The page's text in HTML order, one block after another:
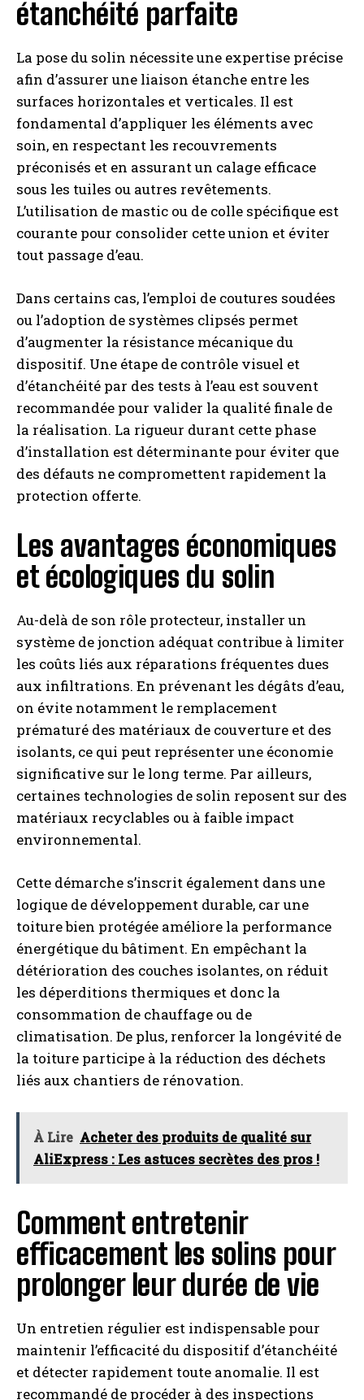
étanchéité parfaite
La pose du solin nécessite une expertise précise
afin d’assurer une liaison étanche entre les
surfaces horizontales et verticales. Il est
fondamental d’appliquer les éléments avec
soin, en respectant les recouvrements
préconisés et en assurant un calage efficace
sous les tuiles ou autres revêtements.
L’utilisation de mastic ou de colle spécifique est
courante pour consolider cette union et éviter
tout passage d’eau.
Dans certains cas, l’emploi de coutures soudées
ou l’adoption de systèmes clipsés permet
d’augmenter la résistance mécanique du
dispositif. Une étape de contrôle visuel et
d’étanchéité par des tests à l’eau est souvent
recommandée pour valider la qualité finale de
la réalisation. La rigueur durant cette phase
d’installation est déterminante pour éviter que
des défauts ne compromettent rapidement la
protection offerte.
Les avantages économiques
et écologiques du solin
Au-delà de son rôle protecteur, installer un
système de jonction adéquat contribue à limiter
les coûts liés aux réparations fréquentes dues
aux infiltrations. En prévenant les dégâts d’eau,
on évite notamment le remplacement
prématuré des matériaux de couverture et des
isolants, ce qui peut représenter une économie
significative sur le long terme. Par ailleurs,
certaines technologies de solin reposent sur des
matériaux recyclables ou à faible impact
environnemental.
Cette démarche s’inscrit également dans une
logique de développement durable, car une
toiture bien protégée améliore la performance
énergétique du bâtiment. En empêchant la
détérioration des couches isolantes, on réduit
les déperditions thermiques et donc la
consommation de chauffage ou de
climatisation. De plus, renforcer la longévité de
la toiture participe à la réduction des déchets
liés aux chantiers de rénovation.
À Lire Acheter des produits de qualité sur
AliExpress : Les astuces secrètes des pros !
Comment entretenir
efficacement les solins pour
prolonger leur durée de vie
Un entretien régulier est indispensable pour
maintenir l’efficacité du dispositif d’étanchéité
et détecter rapidement toute anomalie. Il est
recommandé de procéder à des inspections